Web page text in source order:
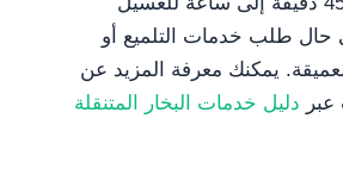
حال طلب خدمات التلميع أو
يمكنك معرفة المزيد عن
عبر دليل خدمات البخار المتنقلة